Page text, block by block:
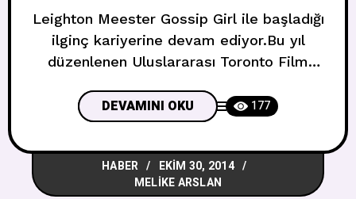
Leighton Meester Gossip Girl ile başladığı
ilginç kariyerine devam ediyor.Bu yıl
düzenlenen Uluslararası Toronto Film
Judge(Yargıç) ile açılışı yaptı.Ayrıca Of
Mice And Men konulu Broadway
sahnesinde James Franco ve Chris
O’Dowd ile damga vurdu. Son albümü
Heartstrings (kalp dizeleri) İtunes’ de
DEVAMINI OKU 177
HABER
EKIM 30, 2014
MELIKE ARSLAN